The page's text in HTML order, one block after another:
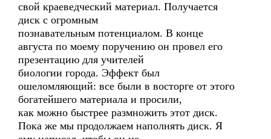
свой краеведческий материал. Получается
диск с огромным
познавательным потенциалом. В конце
августа по моему поручению он провел его
презентацию для учителей
биологии города. Эффект был
ошеломляющий: все были в восторге от этого
богатейшего материала и просили,
как можно быстрее размножить этот диск.
Пока же мы продолжаем наполнять диск. Я